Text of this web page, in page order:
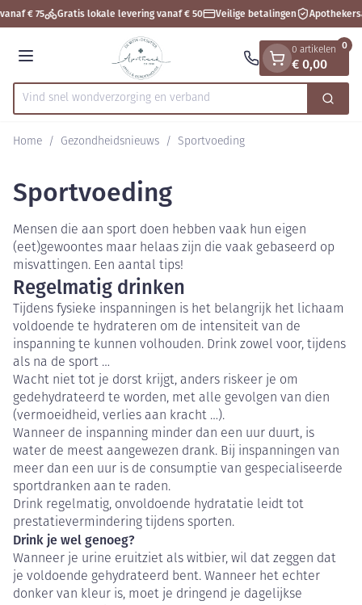
Ga naar de inhoud
1 van 1
€ 75 Gratis lokale levering vanaf € 50 Veilige betalingen
Menu
Product, merk, categorie...
Vind snel wondverzorging en v Zoek
0 artikelen
€ 0,00
0
Home / Gezondheidsnieuws / Sportvoeding
Sportvoeding
Mensen die aan sport doen hebben vaak hun eigen
(eet)gewoontes maar helaas zijn die vaak gebaseerd op
misvattingen. Een aantal tips!
Regelmatig drinken
Tijdens fysieke inspanningen is het belangrijk het lichaam
voldoende te hydrateren om de intensiteit van de
inspanning te kunnen volhouden. Drink zowel voor, tijdens
als na de sport …
Wacht niet tot je dorst krijgt, anders riskeer je om
gedehydrateerd te worden, met alle gevolgen van dien
(vermoeidheid, verlies aan kracht …).
Wanneer de inspanning minder dan een uur duurt, is
water de meest aangewezen drank. Bij inspanningen van
meer dan een uur is de consumptie van gespecialiseerde
sportdranken aan te raden.
Drink regelmatig, onvoldoende hydratatie leidt tot
prestatievermindering tijdens sporten.
Drink je wel genoeg?
Wanneer je urine eruitziet als witbier, wil dat zeggen dat
je voldoende gehydrateerd bent. Wanneer het echter
donker van kleur is, moet je dringend je dagelijkse